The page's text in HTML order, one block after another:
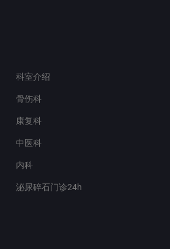
科室介绍
骨伤科
康复科
中医科
内科
泌尿碎石门诊24h